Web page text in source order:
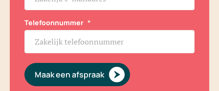
Telefoonnummer *
Maak een afspraak